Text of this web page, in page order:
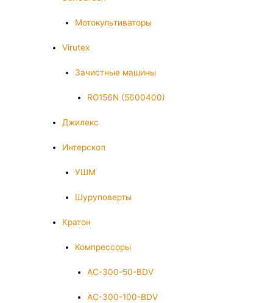
Мотокультиваторы
Virutex
Зачистные машины
RO156N (5600400)
Джилекс
Интерскол
УШМ
Шуруповерты
Кратон
Компрессоры
AC-300-50-BDV
AC-300-100-BDV